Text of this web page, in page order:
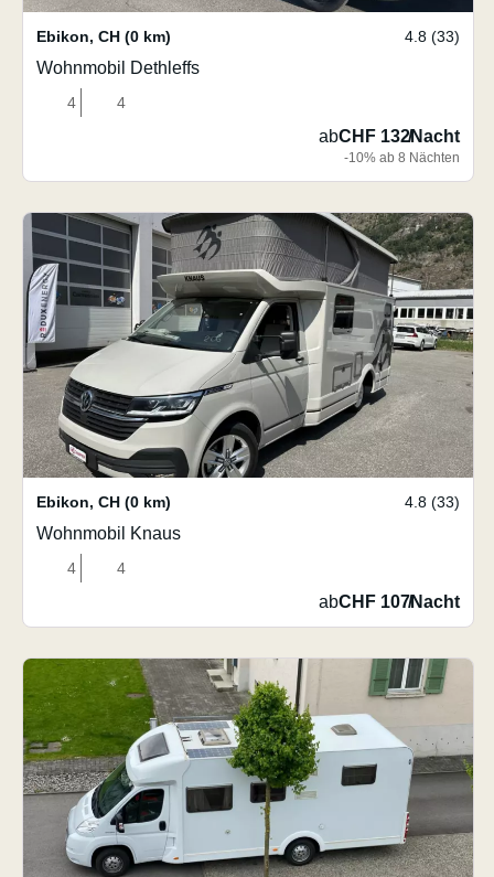
Ebikon, CH (0 km) 4.8 (33)
Wohnmobil Dethleffs
4 4
abCHF 132/Nacht
-10% ab 8 Nächten
Ebikon, CH (0 km) 4.8 (33)
Wohnmobil Knaus
4 4
abCHF 107/Nacht